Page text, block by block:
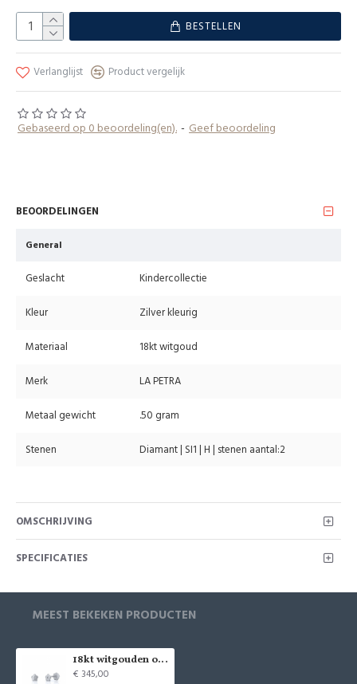
Gebaseerd op 0 beoordeling(en). - Geef beoordeling
BESTELLEN
Verlanglijst Product vergelijk
BEOORDELINGEN
General
Geslacht Kindercollectie
Kleur Zilver kleurig
Materiaal 18kt witgoud
Merk LA PETRA
Metaal gewicht .50 gram
Stenen Diamant | SI1 | H | stenen aantal:2
OMSCHRIJVING
SPECIFICATIES
MEEST BEKEKEN PRODUCTEN
18kt witgouden oorringen met diamant en schroefdraad - 40467
€ 345,00